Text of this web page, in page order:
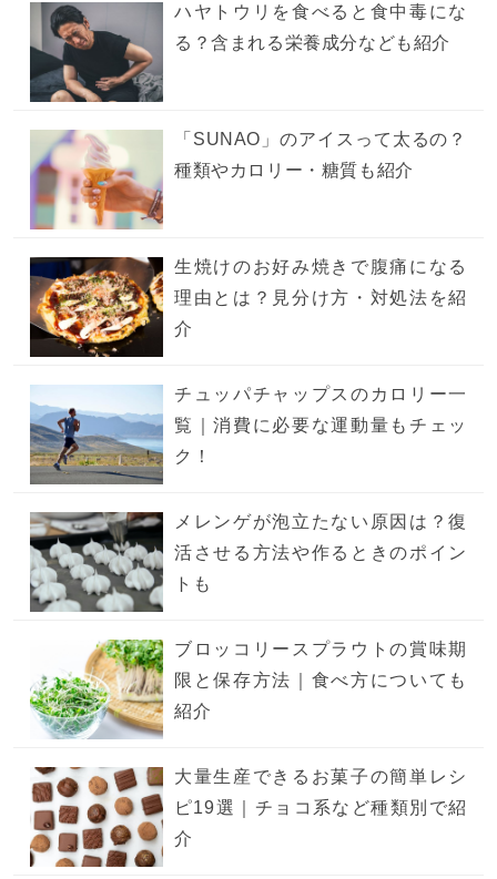
ハヤトウリを食べると食中毒にな
る？含まれる栄養成分なども紹介
「SUNAO」のアイスって太るの？
種類やカロリー・糖質も紹介
生焼けのお好み焼きで腹痛になる
理由とは？見分け方・対処法を紹
介
チュッパチャップスのカロリー一
覧｜消費に必要な運動量もチェッ
ク！
メレンゲが泡立たない原因は？復
活させる方法や作るときのポイン
トも
ブロッコリースプラウトの賞味期
限と保存方法｜食べ方についても
紹介
大量生産できるお菓子の簡単レシ
ピ19選｜チョコ系など種類別で紹
介